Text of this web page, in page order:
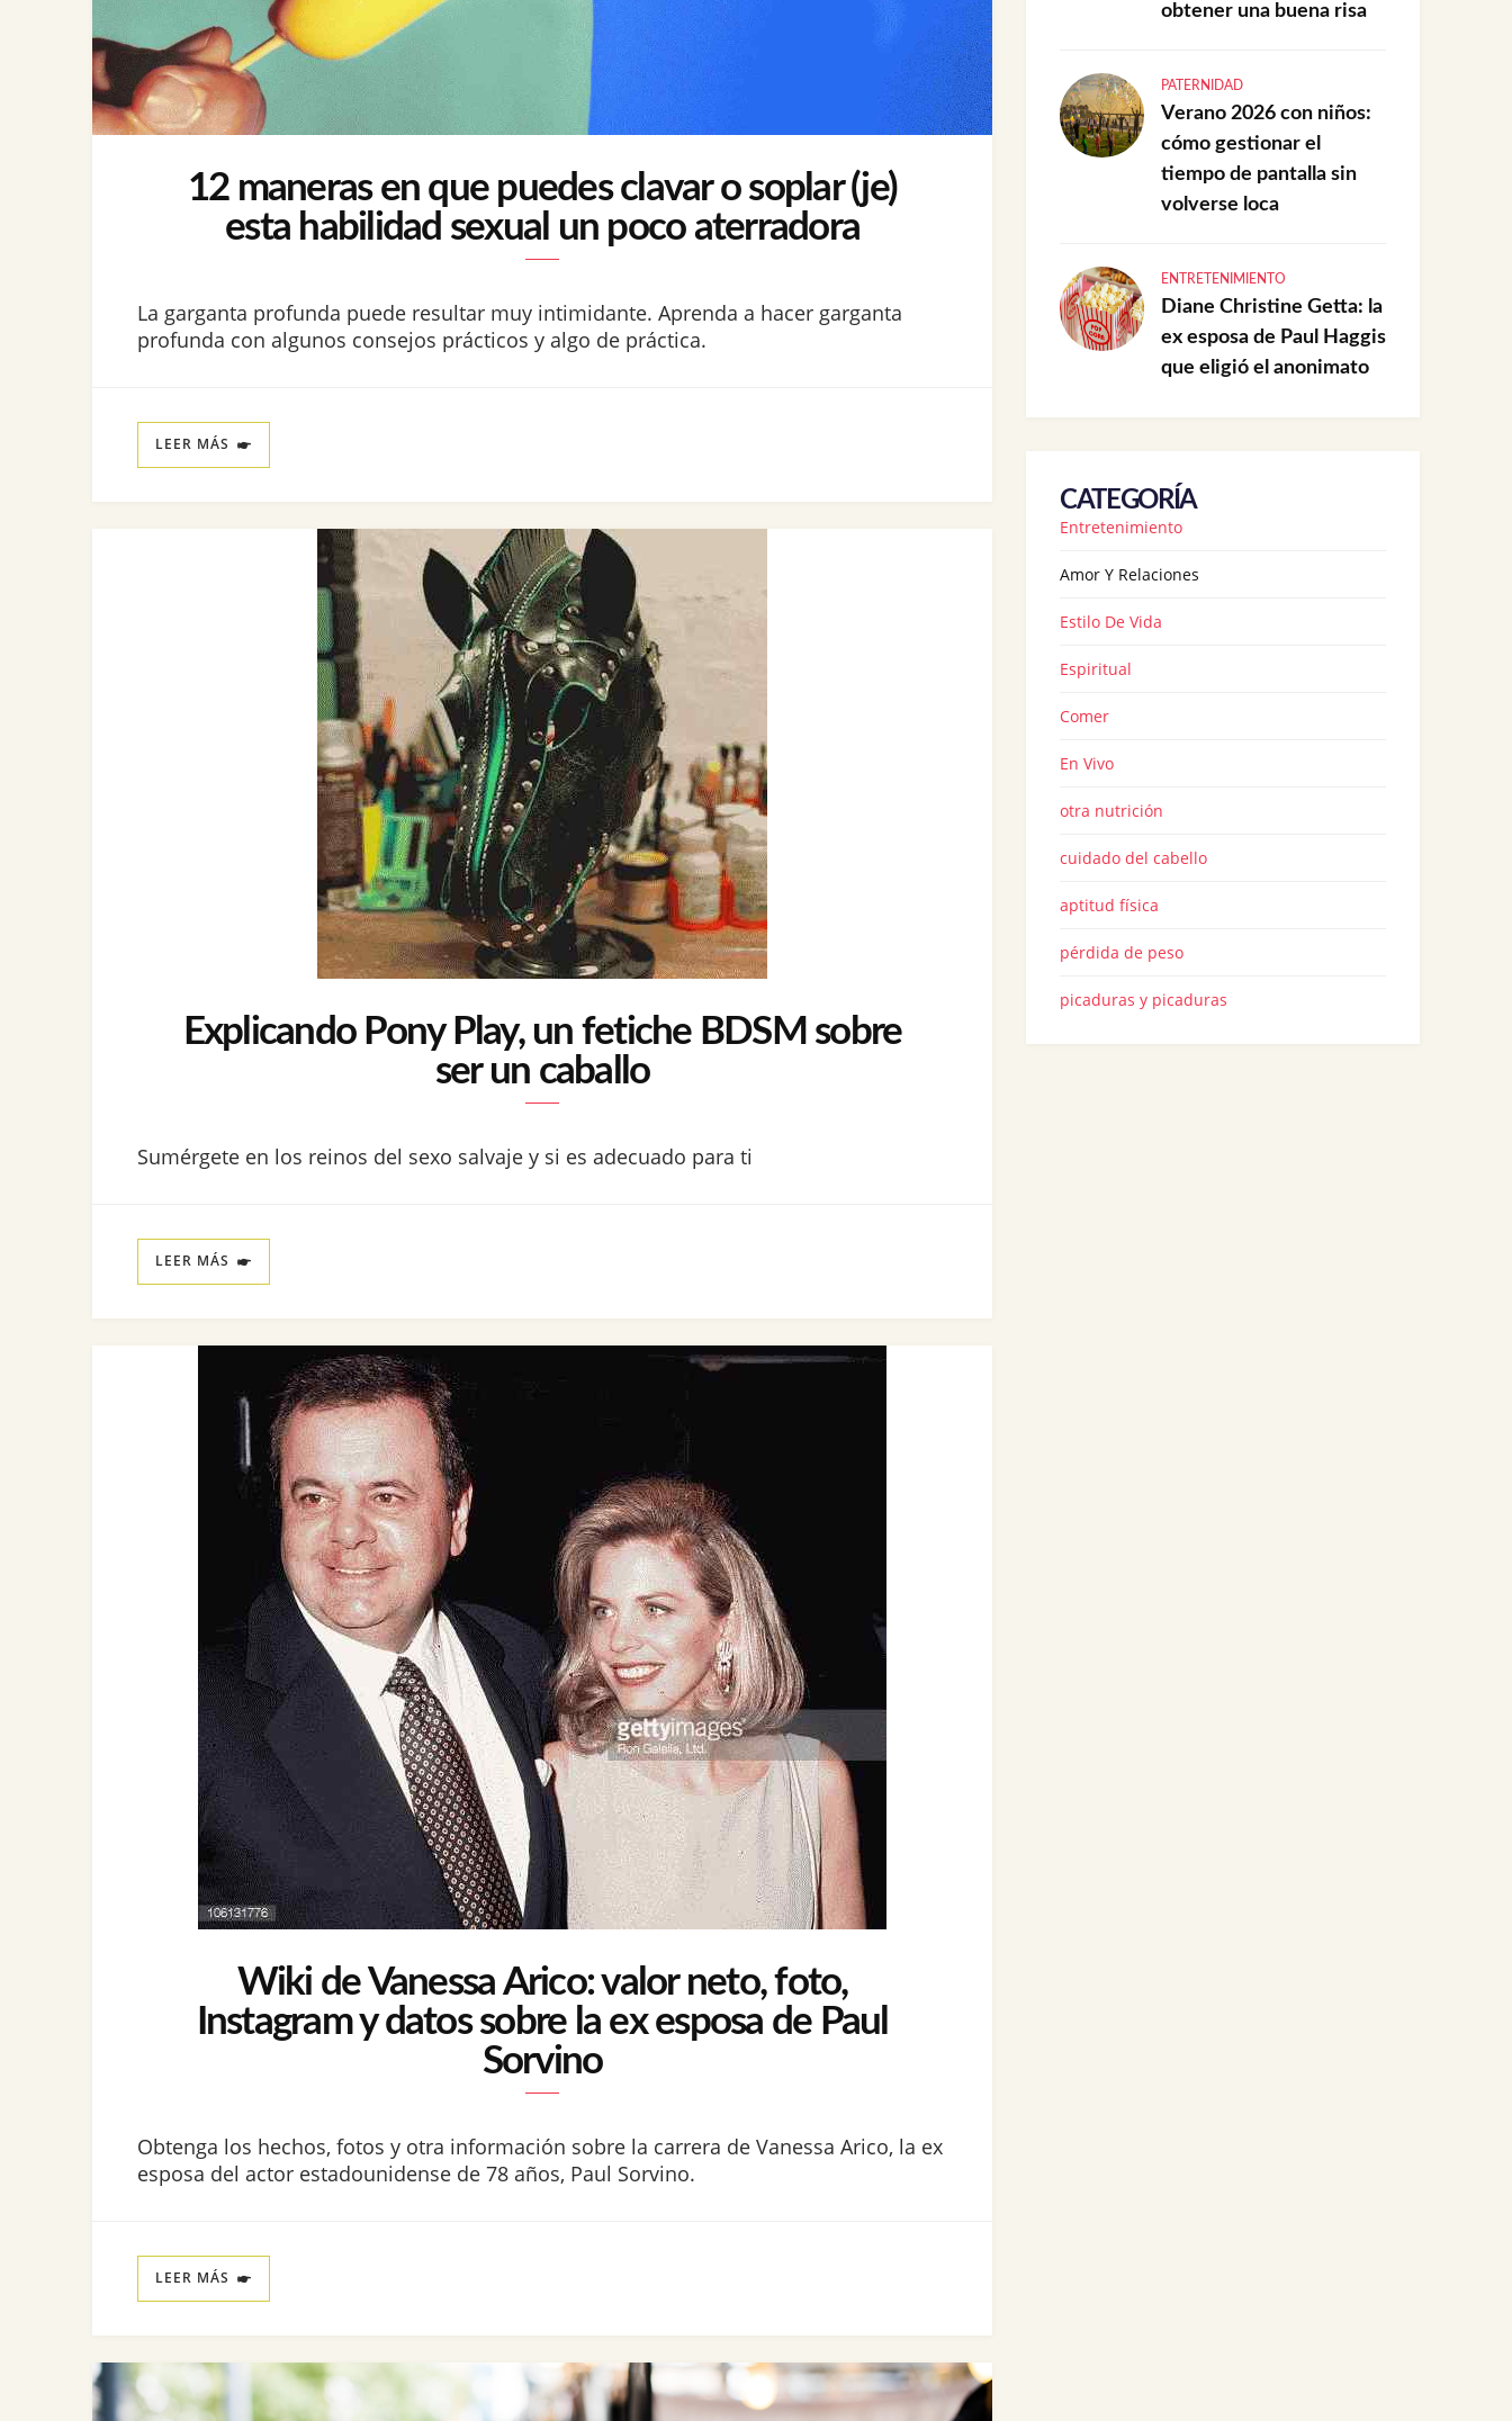
12 maneras en que puedes clavar o soplar (je)
esta habilidad sexual un poco aterradora
La garganta profunda puede resultar muy intimidante. Aprenda a hacer garganta
profunda con algunos consejos prácticos y algo de práctica.
LEER MÁS
Explicando Pony Play, un fetiche BDSM sobre
ser un caballo
Sumérgete en los reinos del sexo salvaje y si es adecuado para ti
LEER MÁS
Wiki de Vanessa Arico: valor neto, foto,
Instagram y datos sobre la ex esposa de Paul
Sorvino
Obtenga los hechos, fotos y otra información sobre la carrera de Vanessa Arico, la ex
esposa del actor estadounidense de 78 años, Paul Sorvino.
LEER MÁS
obtener una buena risa
PATERNIDAD
Verano 2026 con niños:
cómo gestionar el
tiempo de pantalla sin
volverse loca
ENTRETENIMIENTO
Diane Christine Getta: la
ex esposa de Paul Haggis
que eligió el anonimato
CATEGORÍA
Entretenimiento
Amor Y Relaciones
Estilo De Vida
Espiritual
Comer
En Vivo
otra nutrición
cuidado del cabello
aptitud física
pérdida de peso
picaduras y picaduras